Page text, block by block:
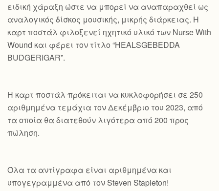
ειδική χάραξη ώστε να μπορεί να αναπαραχθεί ως
αναλογικός δίσκος μουσικής, μικρής διάρκειας. Η
καρτ ποστάλ φιλοξενεί ηχητικό υλικό των Nurse With
Wound και φέρει τον τίτλο “HEALSGEBEDDA
BUDGERIGAR”.
Η καρτ ποστάλ πρόκειται να κυκλοφορήσει σε 250
αριθμημένα τεμάχια τον Δεκέμβριο του 2023, από
τα οποία θα διατεθούν λιγότερα από 200 προς
πώληση.
Όλα τα αντίγραφα είναι αριθμημένα και
υπογεγραμμένα από τον Steven Stapleton!